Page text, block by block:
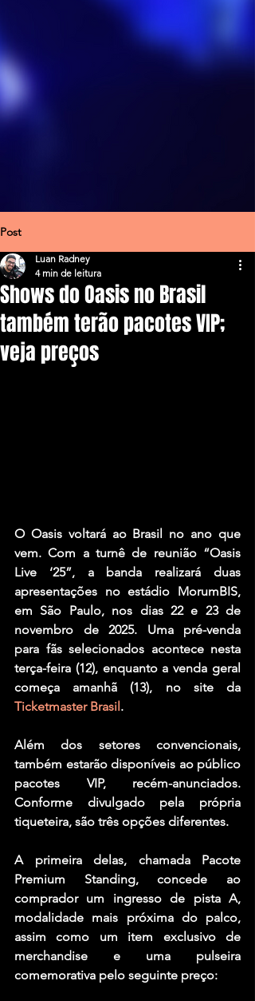
Post
Shows do Oasis no Brasil
também terão pacotes VIP;
veja preços
Luan Radney
4 min de leitura
O Oasis voltará ao Brasil no ano que
vem. Com a turnê de reunião “Oasis
Live ‘25”, a banda realizará duas
apresentações no estádio MorumBIS,
em São Paulo, nos dias 22 e 23 de
novembro de 2025. Uma pré-venda
para fãs selecionados acontece nesta
terça-feira (12), enquanto a venda geral
Ticketmaster Brasil.
Além dos setores convencionais,
também estarão disponíveis ao público
pacotes VIP, recém-anunciados.
Conforme divulgado pela própria
tiqueteira, são três opções diferentes.
A primeira delas, chamada Pacote
Premium Standing, concede ao
comprador um ingresso de pista A,
modalidade mais próxima do palco,
assim como um item exclusivo de
merchandise e uma pulseira
comemorativa pelo seguinte preço: